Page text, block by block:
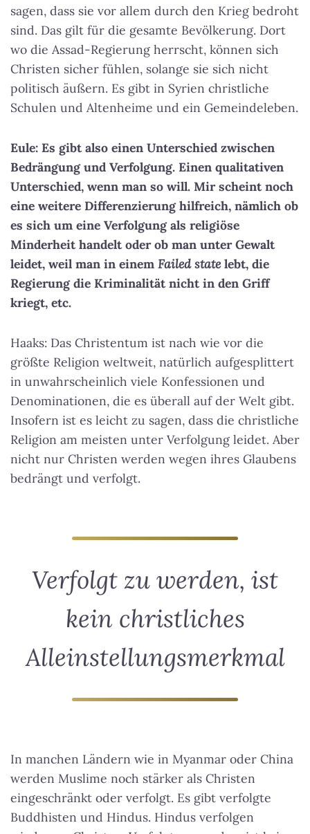
sagen, dass sie vor allem durch den Krieg bedroht
sind. Das gilt für die gesamte Bevölkerung. Dort
wo die Assad-Regierung herrscht, können sich
Christen sicher fühlen, solange sie sich nicht
politisch äußern. Es gibt in Syrien christliche
Schulen und Altenheime und ein Gemeindeleben.
Eule: Es gibt also einen Unterschied zwischen
Bedrängung und Verfolgung. Einen qualitativen
Unterschied, wenn man so will. Mir scheint noch
eine weitere Differenzierung hilfreich, nämlich ob
es sich um eine Verfolgung als religiöse
Minderheit handelt oder ob man unter Gewalt
leidet, weil man in einem Failed statelebt, die
Regierung die Kriminalität nicht in den Griff
kriegt, etc.
Haaks: Das Christentum ist nach wie vor die
größte Religion weltweit, natürlich aufgesplittert
in unwahrscheinlich viele Konfessionen und
Denominationen, die es überall auf der Welt gibt.
Insofern ist es leicht zu sagen, dass die christliche
Religion am meisten unter Verfolgung leidet. Aber
nicht nur Christen werden wegen ihres Glaubens
bedrängt und verfolgt.
Verfolgt zu werden, ist
kein christliches
Alleinstellungsmerkmal
In manchen Ländern wie in Myanmar oder China
werden Muslime noch stärker als Christen
eingeschränkt oder verfolgt. Es gibt verfolgte
Buddhisten und Hindus. Hindus verfolgen